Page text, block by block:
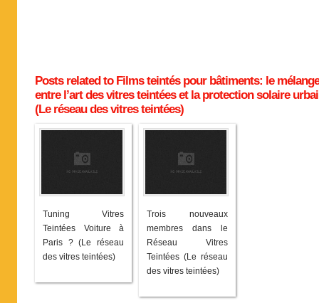
Posts related to Films teintés pour bâtiments: le mélange
entre l’art des vitres teintées et la protection solaire
(Le réseau des vitres teintées)
Tuning Vitres
Teintées Voiture à
Paris ? (Le réseau
des vitres teintées)
Trois nouveaux
membres dans le
Réseau Vitres
Teintées (Le réseau
des vitres teintées)